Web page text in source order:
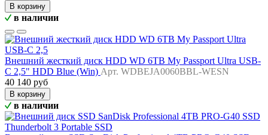
В корзину
в наличии
Внешний жесткий диск HDD WD 6TB My Passport Ultra USB-
C 2,5" HDD Blue (Win) Арт. WDBEJA0060BBL-WESN
40 140 руб
В корзину
в наличии